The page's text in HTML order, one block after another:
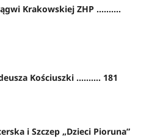
Krakowskiej ZHP ..........
Kościuszki .......... 181
i Szczep „Dzieci Pioruna”